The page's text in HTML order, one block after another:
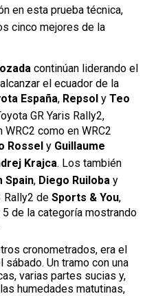
en esta prueba técnica,
cinco mejores de la
continúan liderando el
el ecuador de la
España, Repsol y Teo
GR Yaris Rally2,
como en WRC2
Rossel y Guillaume
Krajca. Los también
Spain, Diego Ruiloba y
Rally2 de Sports & You,
de la categoría mostrando
cronometrados, era el
Un tramo con una
varias partes sucias y,
humedades matutinas,